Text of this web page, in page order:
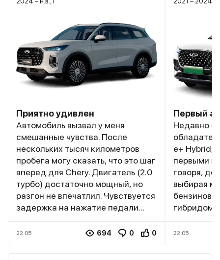
Приятно удивлен
Автомобиль вызвал у меня
смешанные чувства. После
нескольких тысяч километров
пробега могу сказать, что это шаг
вперед для Chery. Двигатель (2.0
турбо) достаточно мощный, но
разгон не впечатлил. Чувствуется
задержка на нажатие педали
ступенчатый робот) работает
при переключениях. Расход
22.05 694 0 0
Первый
Недавно
e+ Hybrid,
первыми
говоря,
выбирая
гибридом,
Внешний
Машина
22.05